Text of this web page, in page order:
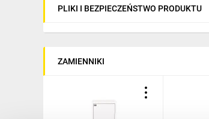
PLIKI I BEZPIECZEŃSTWO PRODUKTU
ZAMIENNIKI